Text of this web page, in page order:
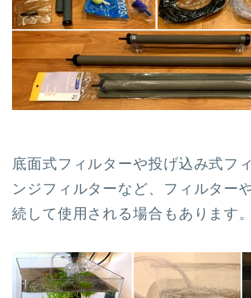
底面式フィルターや投げ込み式フ
ンジフィルターなど、フィルター
続して使用される場合もあります。